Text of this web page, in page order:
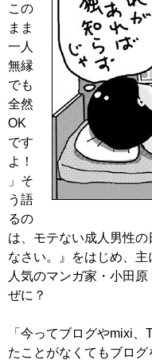
この
まま
一人
無縁
でも
全然
OK
です
よ！
」そ
う語
るの
は、モテない成人男性
なさい。』をはじめ、
人気のマンガ家・小田
ぜに？
「今ってブログやmixi
たことがなくてもブロ